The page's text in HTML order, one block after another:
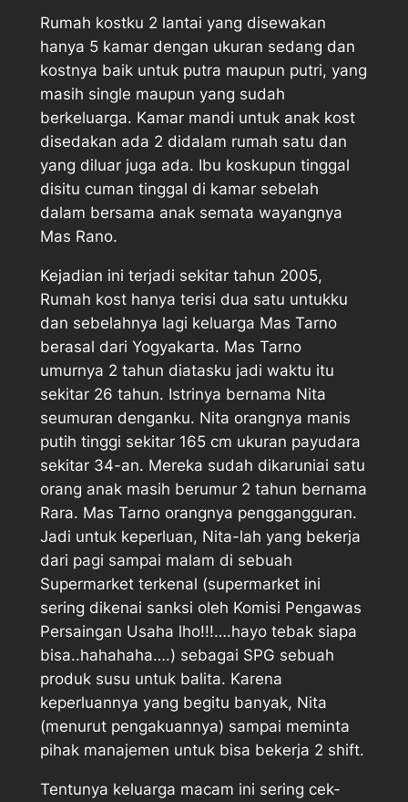
Rumah kostku 2 lantai yang disewakan
hanya 5 kamar dengan ukuran sedang dan
kostnya baik untuk putra maupun putri, yang
masih single maupun yang sudah
berkeluarga. Kamar mandi untuk anak kost
disedakan ada 2 didalam rumah satu dan
yang diluar juga ada. Ibu koskupun tinggal
disitu cuman tinggal di kamar sebelah
dalam bersama anak semata wayangnya
Mas Rano.
Kejadian ini terjadi sekitar tahun 2005,
Rumah kost hanya terisi dua satu untukku
dan sebelahnya lagi keluarga Mas Tarno
berasal dari Yogyakarta. Mas Tarno
umurnya 2 tahun diatasku jadi waktu itu
sekitar 26 tahun. Istrinya bernama Nita
seumuran denganku. Nita orangnya manis
putih tinggi sekitar 165 cm ukuran payudara
sekitar 34-an. Mereka sudah dikaruniai satu
orang anak masih berumur 2 tahun bernama
Rara. Mas Tarno orangnya penggangguran.
Jadi untuk keperluan, Nita-lah yang bekerja
dari pagi sampai malam di sebuah
Supermarket terkenal (supermarket ini
sering dikenai sanksi oleh Komisi Pengawas
Persaingan Usaha lho!!!….hayo tebak siapa
bisa..hahahaha….) sebagai SPG sebuah
produk susu untuk balita. Karena
keperluannya yang begitu banyak, Nita
(menurut pengakuannya) sampai meminta
pihak manajemen untuk bisa bekerja 2 shift.
Tentunya keluarga macam ini sering cek-